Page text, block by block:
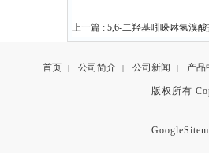
上一篇 : 5,6-二羟基吲哚啉氢溴
首页 | 公司简介 | 公司新闻 | 产品
版权所有